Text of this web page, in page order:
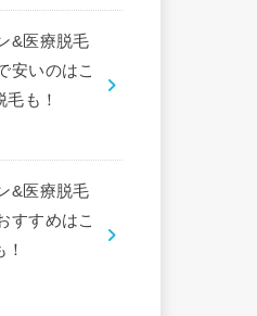
&医療脱毛
安いのはこ
も！
&医療脱毛
すすめはこ